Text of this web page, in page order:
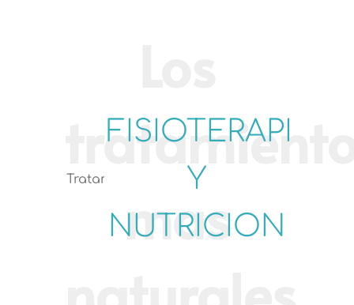
Tratamientos
FISIOTERAPIA
Y
NUTRICION